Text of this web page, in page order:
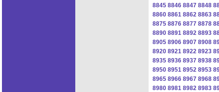
8845 8846 8847 8848
8860 8861 8862 8863
8875 8876 8877 8878
8890 8891 8892 8893
8905 8906 8907 8908
8920 8921 8922 8923
8935 8936 8937 8938
8950 8951 8952 8953
8965 8966 8967 8968
8980 8981 8982 8983